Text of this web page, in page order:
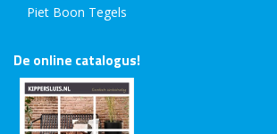
Piet Boon Tegels
De online catalogus!